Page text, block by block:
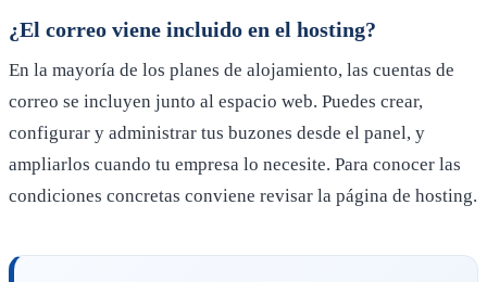
¿El correo viene incluido en el hosting?
En la mayoría de los planes de alojamiento, las cuentas de
correo se incluyen junto al espacio web. Puedes crear,
configurar y administrar tus buzones desde el panel, y
ampliarlos cuando tu empresa lo necesite. Para conocer las
condiciones concretas conviene revisar la página de hosting.